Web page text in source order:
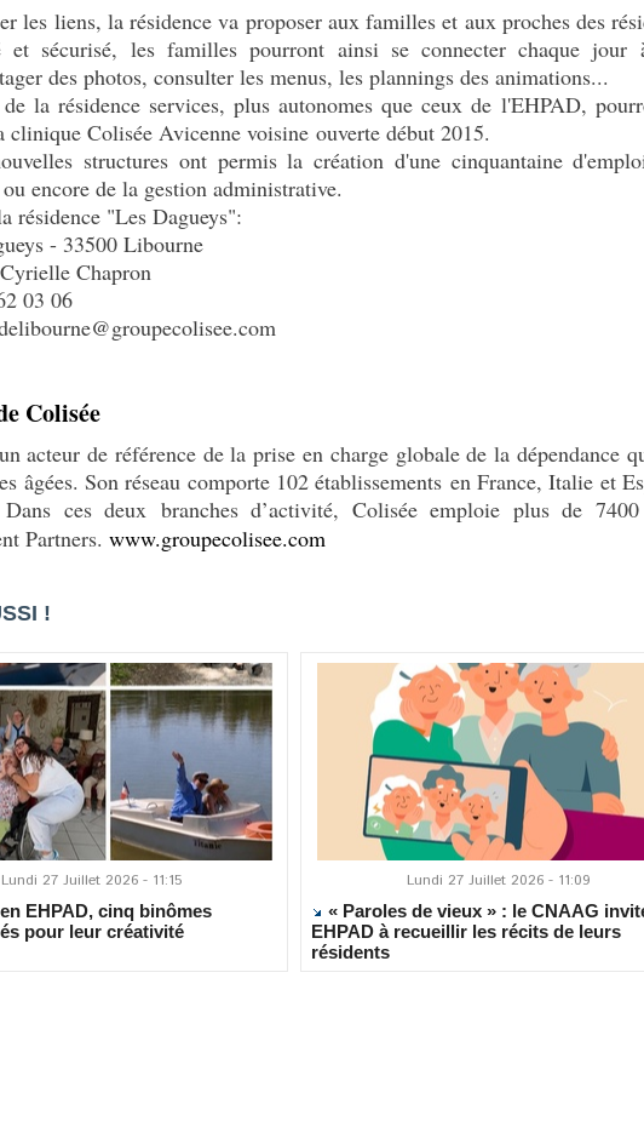
les liens, la résidence va proposer aux familles et aux proches des
et sécurisé, les familles pourront ainsi se connecter chaque
des photos, consulter les menus, les plannings des animations...
la résidence services, plus autonomes que ceux de l'EHPAD,
clinique Colisée Avicenne voisine ouverte début 2015.
structures ont permis la création d'une cinquantaine
encore de la gestion administrative.
résidence "Les Dagueys":
- 33500 Libourne
Chapron
03 06
Colisée
acteur de référence de la prise en charge globale de la dépendance
âgées. Son réseau comporte 102 établissements en France, Italie et
ces deux branches d’activité, Colisée emploie plus de
Partners. www.groupecolisee.com
!
Lundi 27 Juillet 2026 - 11:15
EHPAD, cinq binômes
pour leur créativité
Lundi 27 Juillet 2026 - 11:09
« Paroles de vieux » : le CNAAG
EHPAD à recueillir les récits de leurs
résidents